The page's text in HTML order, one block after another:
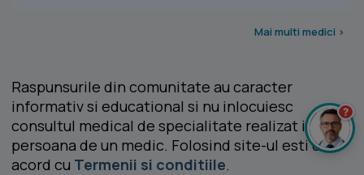
Mai multi medici >
Raspunsurile din comunitate au caracter
informativ si educational si nu inlocuiesc
consultul medical de specialitate realizat in
persoana de un medic. Folosind site-ul esti de
acord cu Termenii si conditiile.
?